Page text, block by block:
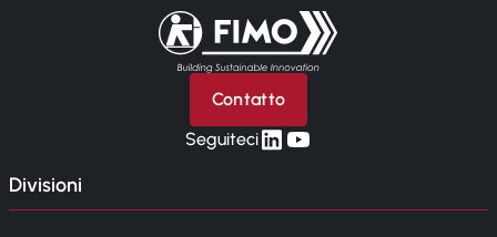
Torna alla pagina iniziale
Contatto
Seguitecilinkedin
yt
Divisioni